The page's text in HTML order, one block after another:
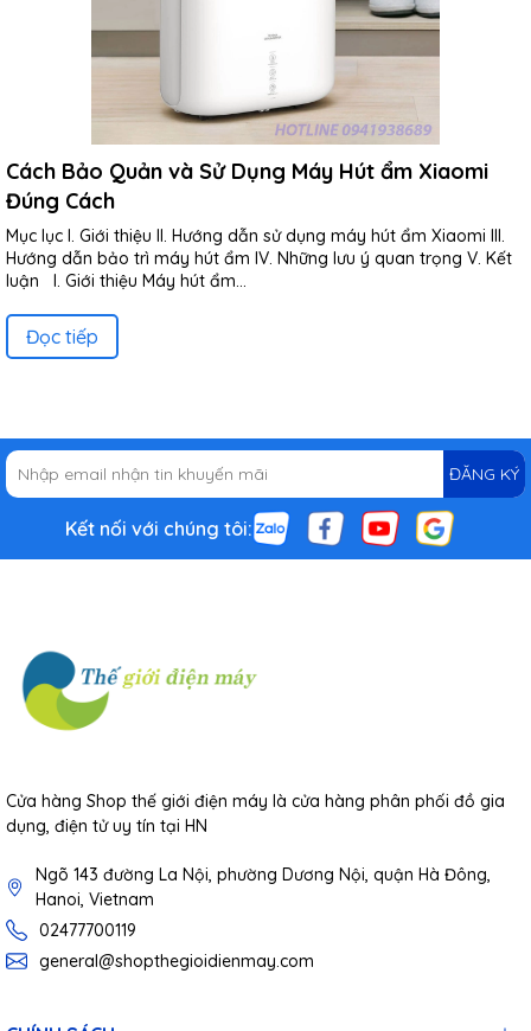
Cách Bảo Quản và Sử Dụng Máy Hút ẩm Xiaomi
Đúng Cách
Mục lục I. Giới thiệu II. Hướng dẫn sử dụng máy hút ẩm Xiaomi III.
Hướng dẫn bảo trì máy hút ẩm IV. Những lưu ý quan trọng V. Kết
luận I. Giới thiệu Máy hút ẩm...
Đọc tiếp
ĐĂNG KÝ
Kết nối với chúng tôi:
Cửa hàng Shop thế giới điện máy là cửa hàng phân phối đồ gia
dụng, điện tử uy tín tại HN
Ngõ 143 đường La Nội, phường Dương Nội, quận Hà Đông,
Hanoi, Vietnam
02477700119
general@shopthegioidienmay.com